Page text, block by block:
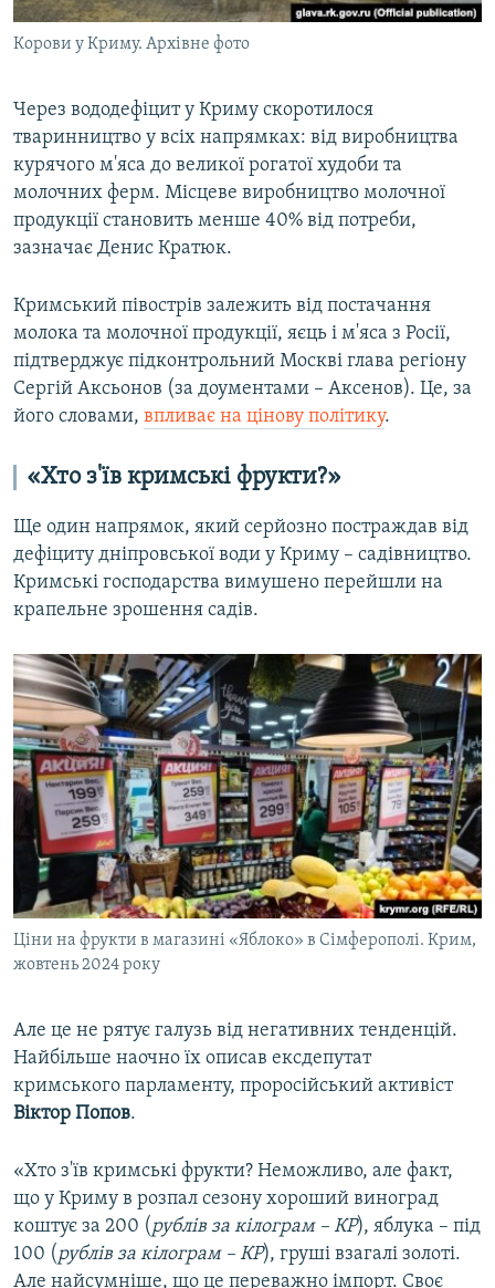
Корови у Криму. Архівне фото
Через вододефіцит у Криму скоротилося
тваринництво у всіх напрямках: від виробництва
курячого м'яса до великої рогатої худоби та
молочних ферм. Місцеве виробництво молочної
продукції становить менше 40% від потреби,
зазначає Денис Кратюк.
Кримський півострів залежить від постачання
молока та молочної продукції, яєць і м'яса з Росії,
підтверджує підконтрольний Москві глава регіону
Сергій Аксьонов (за доументами – Аксенов). Це, за
його словами, впливає на цінову політику.
«Хто з'їв кримські фрукти?»
Ще один напрямок, який серйозно постраждав від
дефіциту дніпровської води у Криму – садівництво.
Кримські господарства вимушено перейшли на
крапельне зрошення садів.
Ціни на фрукти в магазині «Яблоко» в Сімферополі. Крим,
жовтень 2024 року
Але це не рятує галузь від негативних тенденцій.
Найбільше наочно їх описав ексдепутат
кримського парламенту, проросійський активіст
Віктор Попов.
«Хто з'їв кримські фрукти? Неможливо, але факт,
що у Криму в розпал сезону хороший виноград
коштує за 200 (рублів за кілограм – КР), яблука – під
100 (рублів за кілограм – КР), груші взагалі золоті.
Але найсумніше, що це переважно імпорт. Своє